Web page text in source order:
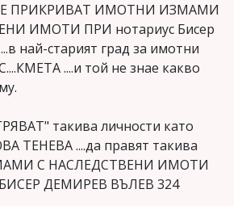
ПРИКРИВАТ ИМОТНИ ИЗМАМИ
ИМОТИ ПРИ нотариус Бисер
най-старият град за имотни
....и той не знае какво
такива личности като
ТЕНЕВА ....да правят такива
С НАСЛЕДСТВЕНИ ИМОТИ
БИСЕР ДЕМИРЕВ ВЪЛЕВ 324